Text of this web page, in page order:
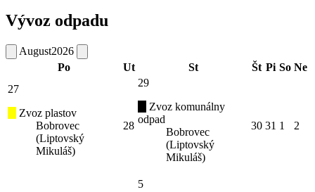
Vývoz odpadu
August2026
Po
Ut St Št Pi So Ne
27
Zvoz plastov
Bobrovec
(Liptovský
Mikuláš)
28
29
Zvoz komunálny
odpad
Bobrovec
(Liptovský
Mikuláš)
30 31 1 2
5